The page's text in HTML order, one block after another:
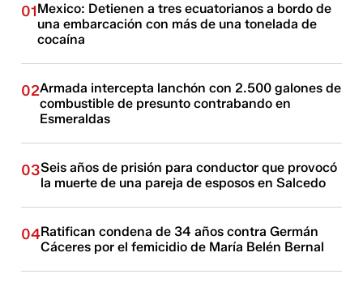
01Mexico: Detienen a tres ecuatorianos a bordo de
una embarcación con más de una tonelada de
cocaína
02Armada intercepta lanchón con 2.500 galones de
combustible de presunto contrabando en
Esmeraldas
03Seis años de prisión para conductor que provocó
la muerte de una pareja de esposos en Salcedo
04Ratifican condena de 34 años contra Germán
Cáceres por el femicidio de María Belén Bernal